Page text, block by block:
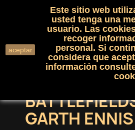
search
GARTH ENNIS
aceptar
Este sitio web
usted tenga una
usuario. Las
recoger
personal. Si
considera que
información